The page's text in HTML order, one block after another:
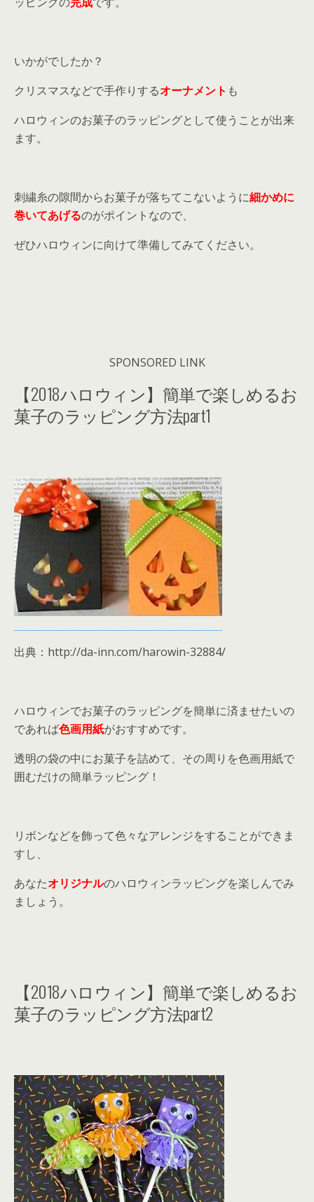
いかがでしたか？
クリスマスなどで手作りするオーナメント も
ハロウィンのお菓子のラッピングとして使うことが出来
ます。
刺繍糸の隙間からお菓子が落ちてこないように細かめに
巻いてあげるのがポイントなので、
ぜひハロウィンに向けて準備してみてください。
SPONSORED LINK
【2018ハロウィン】簡単で楽しめるお
菓子のラッピング方法part1
出典：http://da-inn.com/harowin-32884/
ハロウィンでお菓子のラッピングを簡単に済ませたいの
であれば色画用紙がおすすめです。
透明の袋の中にお菓子を詰めて、その周りを色画用紙で
囲むだけの簡単ラッピング！
リボンなどを飾って色々なアレンジをすることができま
すし、
あなたオリジナルのハロウィンラッピングを楽しんでみ
ましょう。
【2018ハロウィン】簡単で楽しめるお
菓子のラッピング方法part2